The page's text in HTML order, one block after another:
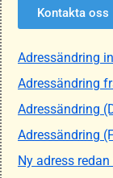
Kontakta oss
Adressändring
Adressändring
Adressändring
Adressändring
Ny adress